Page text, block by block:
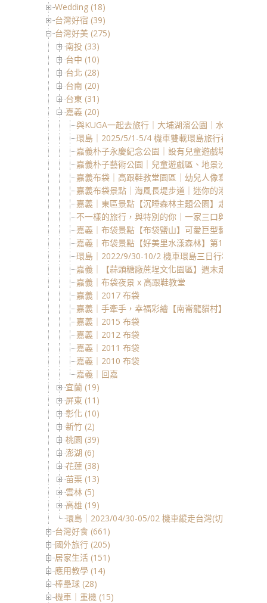
Wedding (18)
台灣好宿 (39)
台灣好美 (275)
南投 (33)
台中 (10)
台北 (28)
台南 (20)
台東 (31)
嘉義 (20)
與KUGA一起去旅行｜大埔湖濱公園｜水岸邊的絕
環島｜2025/5/1-5/4 機車雙載環島旅行初體驗｜景
嘉義朴子永慶紀念公園｜設有兒童遊戲場，沙坑、
嘉義朴子藝術公園｜兒童遊戲區、地景沙坑滑梯區
嘉義布袋｜高跟鞋教堂園區｜幼兒人像寫真｜
嘉義布袋景點｜海風長堤步道｜迷你的港邊景點，
嘉義｜東區景點【沉睡森林主題公園】走進可愛的
不一樣的旅行，與特別的你｜一家三口與KUGA
嘉義｜布袋景點【布袋鹽山】可愛巨型藝術老鼠情
嘉義｜布袋景點【好美里水漾森林】第1920號保
環島｜2022/9/30-10/2 機車環島三日行程記錄｜南
嘉義｜【蒜頭糖廠蔗埕文化園區】週末走走
嘉義｜布袋夜景 x 高跟鞋教堂
嘉義｜2017 布袋
嘉義｜手牽手，幸福彩繪【南崙龍貓村】
嘉義｜2015 布袋
嘉義｜2012 布袋
嘉義｜2011 布袋
嘉義｜2010 布袋
嘉義｜回嘉
宜蘭 (19)
屏東 (11)
彰化 (10)
新竹 (2)
桃園 (39)
澎湖 (6)
花蓮 (38)
苗栗 (13)
雲林 (5)
高雄 (19)
環島｜2023/04/30-05/02 機車縱走台灣(切地瓜) 全記
台灣好食 (661)
國外旅行 (205)
居家生活 (151)
應用教學 (14)
棒壘球 (28)
機車｜重機 (15)